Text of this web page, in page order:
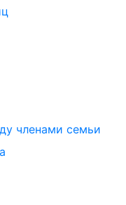
членами семьи